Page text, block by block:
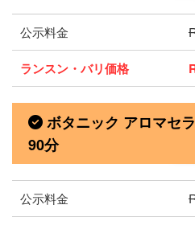
公示料金
ランスン・バリ価格
ボタニック アロマセ
90分
公示料金